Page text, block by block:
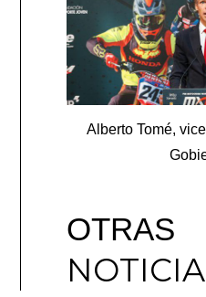
Alberto Tomé,
OTRAS